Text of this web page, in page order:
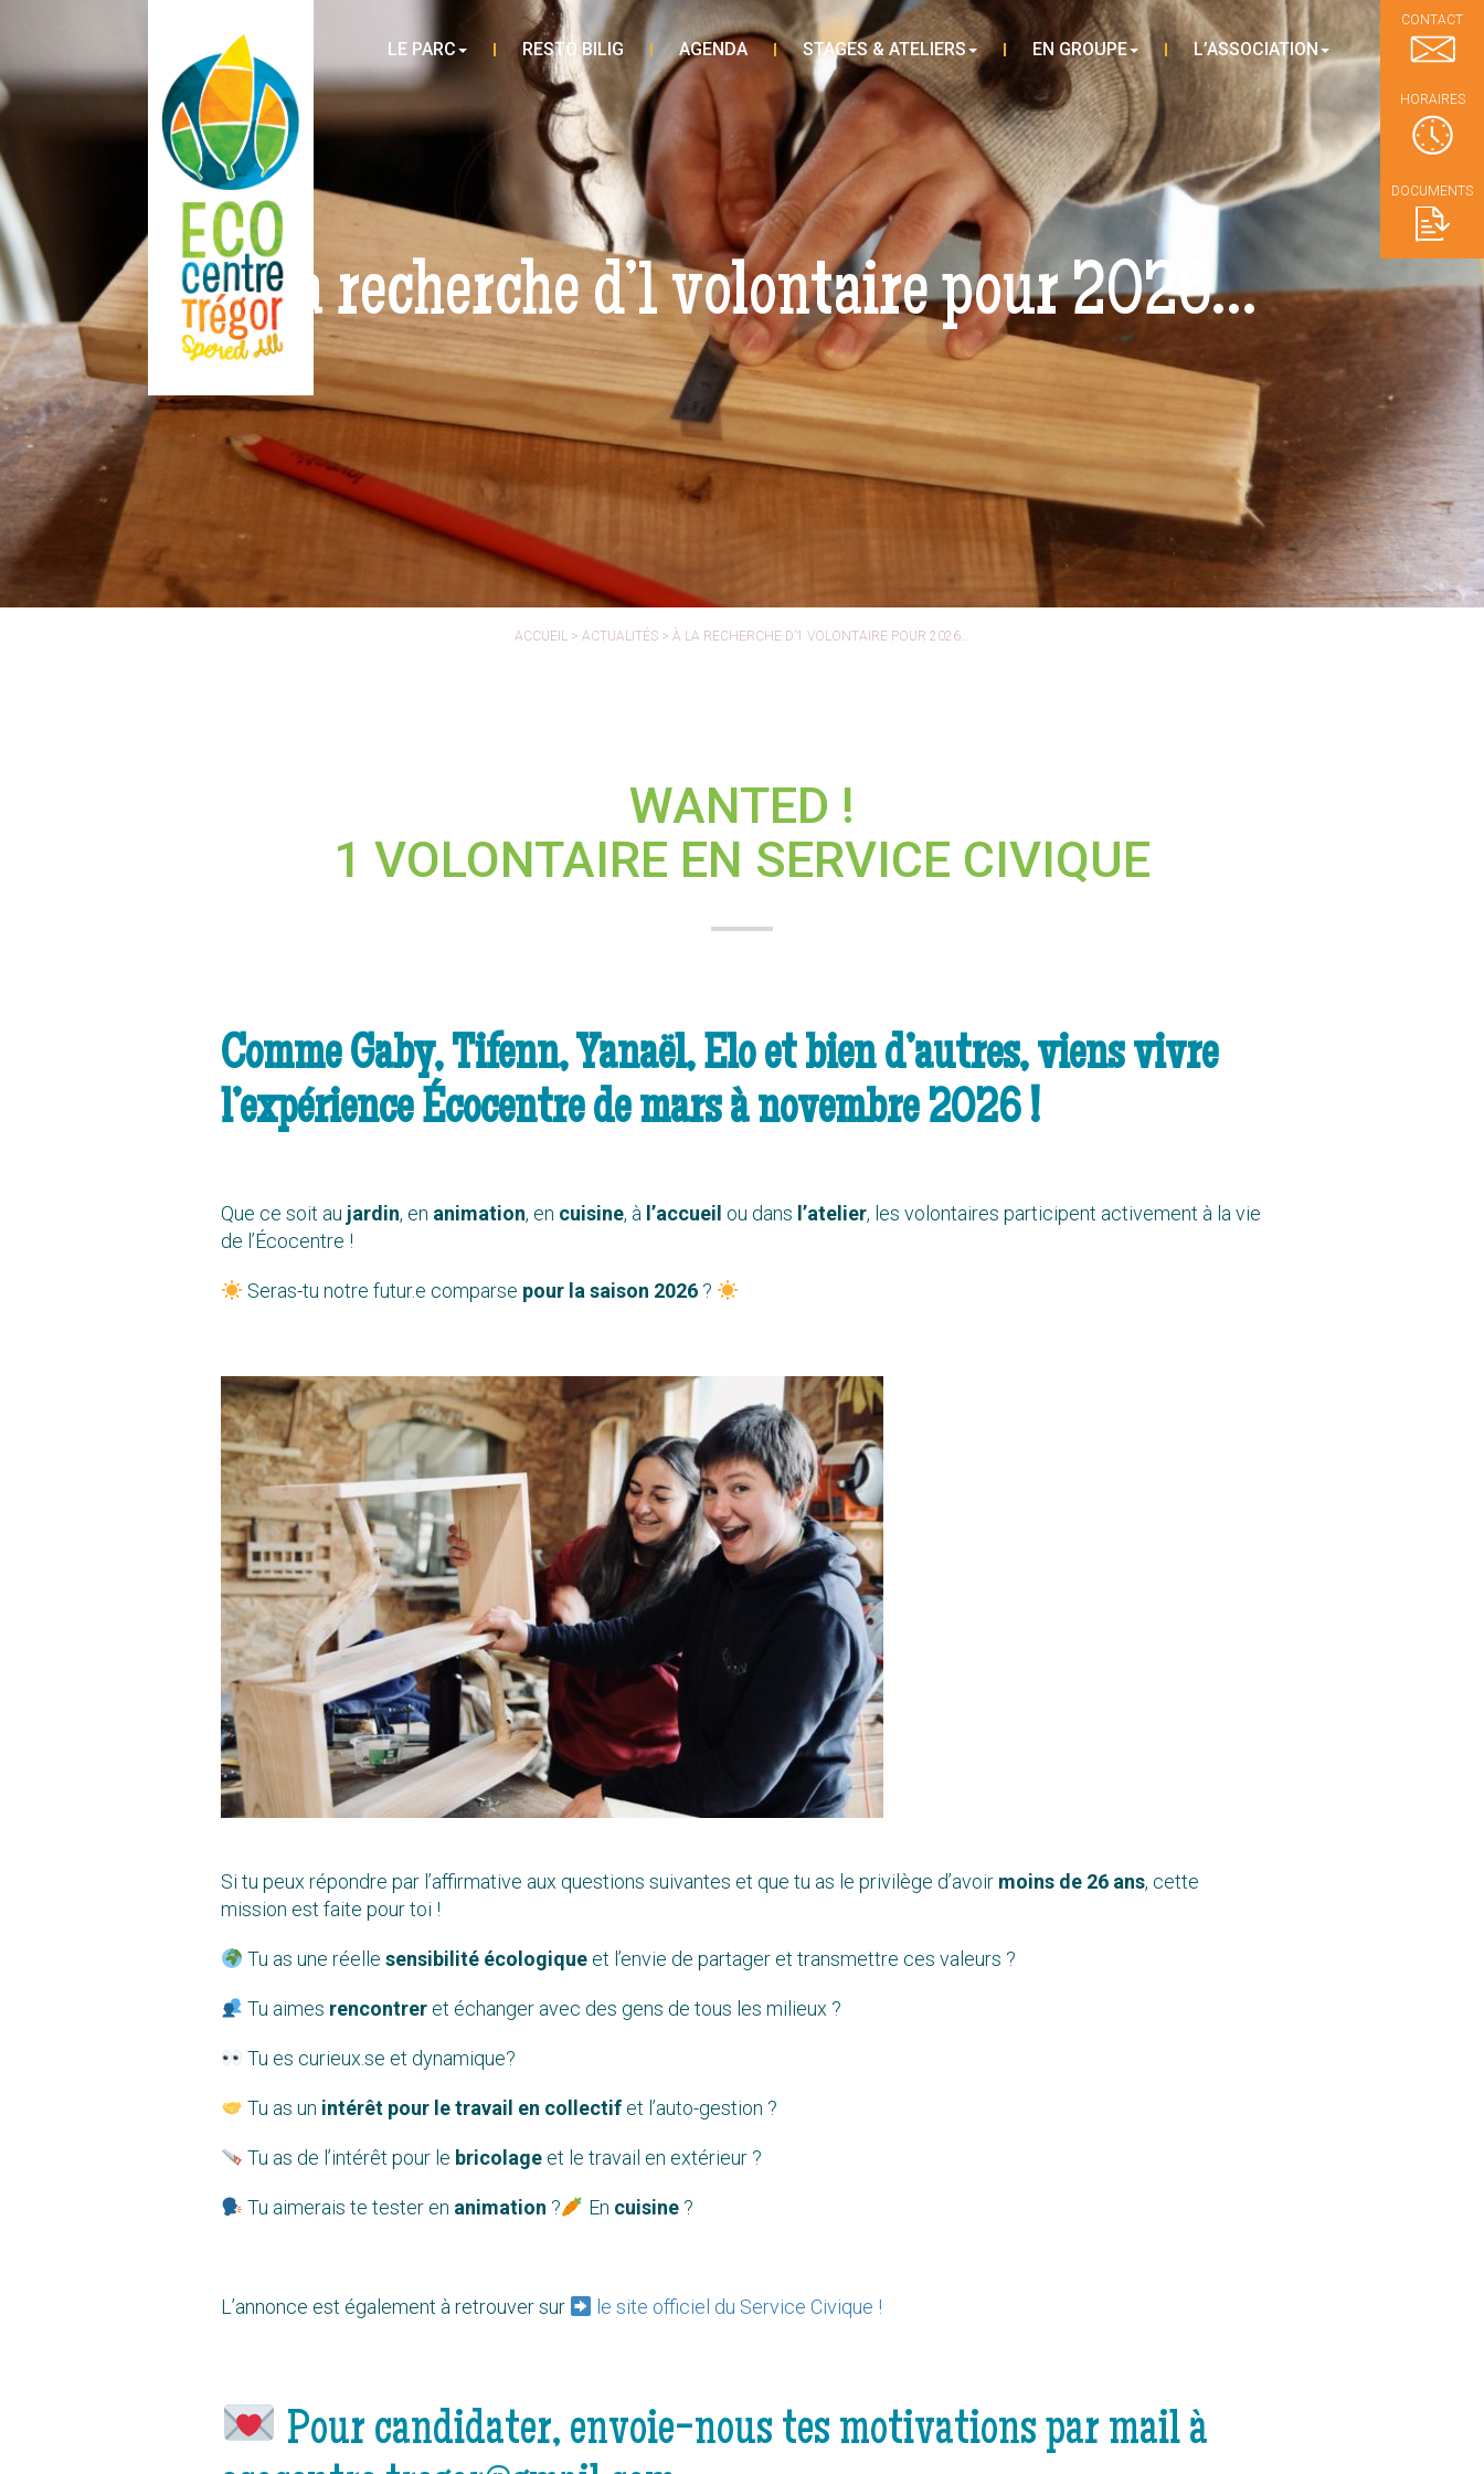
LE PARC RESTO BILIG AGENDA STAGES & ATELIERS EN GROUPE L’ASSOCIATION
À la recherche d’1 volontaire pour 2026…
ACCUEIL > ACTUALITÉS > À LA RECHERCHE D’1 VOLONTAIRE POUR 2026…
WANTED !
1 VOLONTAIRE EN SERVICE CIVIQUE
Comme Gaby, Tifenn, Yanaël, Eloet bien d’autres, viens vivre
l’expérience Écocentre de mars à novembre 2026 !
Que ce soit au jardin, en animation, en cuisine, à l’accueil ou dans l’atelier, les volontaires participent activement à la vie
de l’Écocentre !
Seras-tu notre futur.e comparse pour la saison 2026 ?
Si tu peux répondre par l’affirmative aux questions suivantes et que tu as le privilège d’avoirmoinsde 26 ans, cette
mission est faite pour toi !
Tu as une réelle sensibilité écologique et l’envie de partager et transmettre ces valeurs ?
Tu aimes rencontrer et échanger avec des gens de tous les milieux ?
Tu es curieux.se et dynamique?
Tu as un intérêt pour le travail en collectif et l’auto-gestion ?
Tu as de l’intérêt pour le bricolage et le travail en extérieur ?
Tu aimerais te tester en animation ? En cuisine?
L’annonce est également à retrouver sur le site officiel du Service Civique !
Pour candidater, envoie-nous tes motivations par mail à
CONTACT
HORAIRES
DOCUMENTS